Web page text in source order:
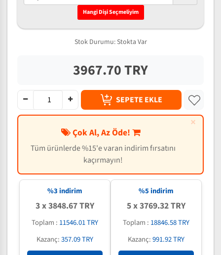
Hangi Dişi Seçmeliyim
Stok Durumu: Stokta Var
3967.70 TRY
SEPETE EKLE
×
Çok Al, Az Öde!
Tüm ürünlerde %15'e varan indirim fırsatını
kaçırmayın!
%3 indirim
3 x 3848.67 TRY
Toplam : 11546.01 TRY
Kazanç:357.09 TRY
%5 indirim
5 x 3769.32 TRY
Toplam : 18846.58 TRY
Kazanç:991.92 TRY